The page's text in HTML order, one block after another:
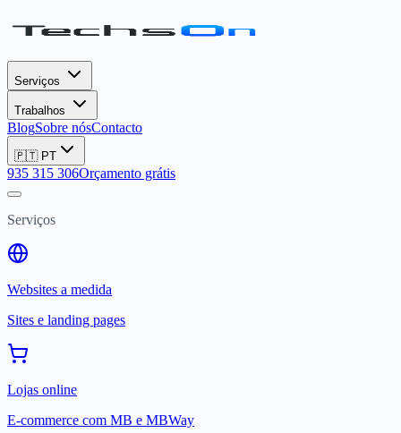
Serviços
Trabalhos
BlogSobre nósContacto
🇵🇹 PT
935 315 306Orçamento grátis
Serviços
Websites a medida
Sites e landing pages
Lojas online
E-commerce com MB e MBWay